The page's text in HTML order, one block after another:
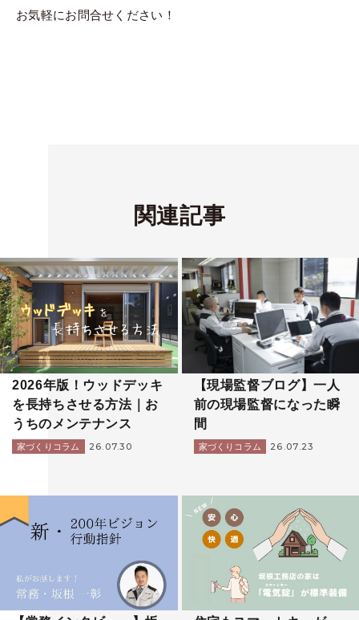
お気軽にお問合せください！
関連記事
2026年版！ウッドデッキ
を長持ちさせる方法｜お
うちのメンテナンス
家づくりコラム 26.07.30
【現場監督ブログ】一人
前の現場監督になった瞬
間
家づくりコラム 26.07.23